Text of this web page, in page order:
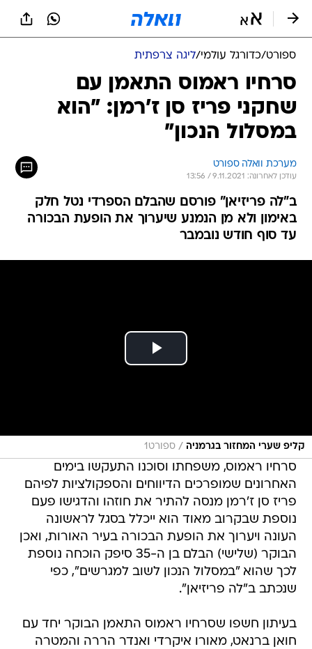
ספורט/כדורגל עולמי/ליגה צרפתית
סרחיו ראמוס התאמן עם
שחקני פריז סן ז'רמן: "הוא
במסלול הנכון"
מערכת וואלה ספורט
עודכן לאחרונה: 9.11.2021 / 13:56
ב"לה פריזיאן" פורסם שהבלם הספרדי נטל חלק
באימון ולא מן הנמנע שיערוך את הופעת הבכורה
עד סוף חודש נובמבר
קליפ שערי המחזור בגרמניה / ספורט1
סרחיו ראמוס, משפחתו וסוכנו התעקשו בימים
האחרונים שמופרכים הדיווחים והספקולציות לפיהם
פריז סן ז'רמן מנסה להתיר את חוזהו והדגישו פעם
נוספת שבקרוב מאוד הוא ייכלל בסגל לראשונה
העונה ויערוך את הופעת הבכורה בעיר האורות, ואכן
הבוקר (שלישי) הבלם בן ה-35 סיפק הוכחה נוספת
לכך שהוא "במסלול הנכון לשוב למגרשים", כפי
שנכתב ב"לה פריזיאן".
בעיתון חשפו שסרחיו ראמוס התאמן הבוקר יחד עם
חואן ברנאט, מאורו איקרדי ואנדר הררה והמטרה